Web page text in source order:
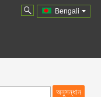
Bengali